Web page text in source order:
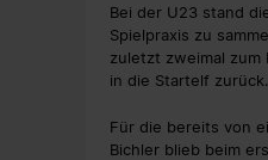
Bei der U23 stand
Spielpraxis zu
zuletzt zweimal zum
in die Startelf zurück.
Für die bereits von
Bichler blieb beim